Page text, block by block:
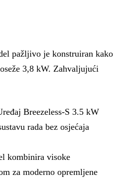
pažljivo je konstruiran kako
3,8 kW. Zahvaljujući
Breezeless-S 3.5 kW
rada bez osjećaja
kombinira visoke
za moderno opremljene